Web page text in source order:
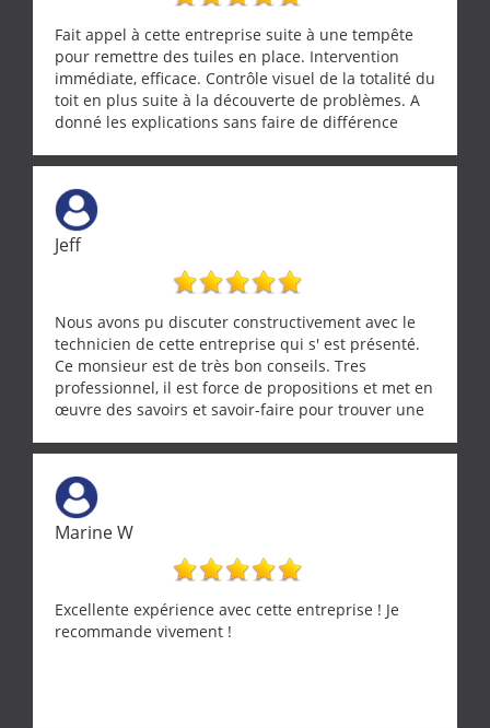
Fait appel à cette entreprise suite à une tempête
pour remettre des tuiles en place. Intervention
immédiate, efficace. Contrôle visuel de la totalité du
toit en plus suite à la découverte de problèmes. A
donné les explications sans faire de différence
Jeff
Nous avons pu discuter constructivement avec le
technicien de cette entreprise qui s' est présenté.
Ce monsieur est de très bon conseils. Tres
professionnel, il est force de propositions et met en
œuvre des savoirs et savoir-faire pour trouver une
demande de l écoute et de la considération, ce qui
ne se trouve que chez les pationnés de leur métier.
Merci a ce monsieur pour sa disponibilité
Marine W
Excellente expérience avec cette entreprise ! Je
recommande vivement !